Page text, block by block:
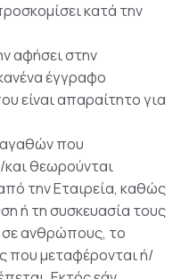
κατά την
αφήσει στην
έγγραφο
είναι απαραίτητο για
αγαθών που
θεωρούνται
την Εταιρεία, καθώς
ή τη συσκευασία τους
σε ανθρώπους, το
που μεταφέρονται ή/